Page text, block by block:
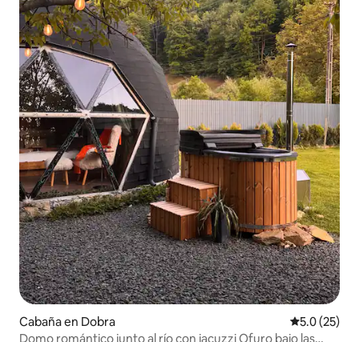
Cabaña en Dobra Calificación
5.0 (25)
Domo romántico junto al río con jacuzzi Ofuro bajo las